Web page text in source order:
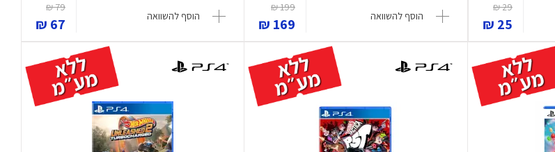
29 ₪
25 ₪ הוסף להשוואה
199 ₪
169 ₪ הוסף להשוואה
79 ₪
67 ₪